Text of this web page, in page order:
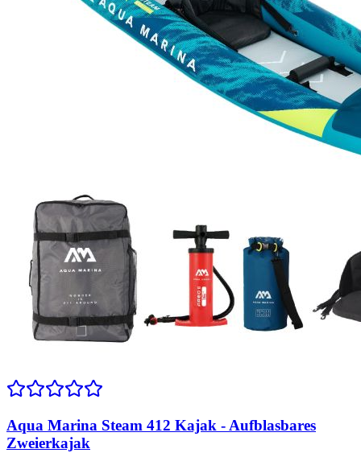
Aqua Marina Steam 412 Kajak - Aufblasbares
Zweierkajak